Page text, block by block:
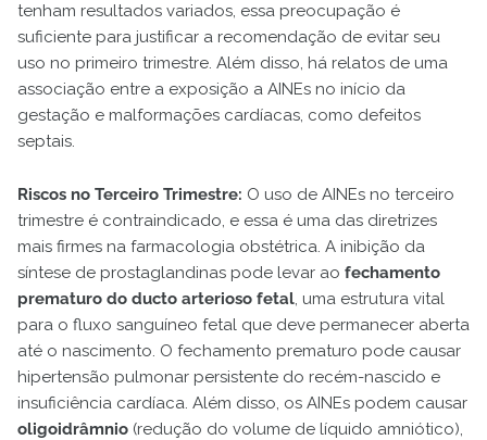
tenham resultados variados, essa preocupação é
suficiente para justificar a recomendação de evitar seu
uso no primeiro trimestre. Além disso, há relatos de uma
associação entre a exposição a AINEs no início da
gestação e malformações cardíacas, como defeitos
septais.
Riscos no Terceiro Trimestre: O uso de AINEs no terceiro
trimestre é contraindicado, e essa é uma das diretrizes
mais firmes na farmacologia obstétrica. A inibição da
síntese de prostaglandinas pode levar ao fechamento
prematuro do ducto arterioso fetal, uma estrutura vital
para o fluxo sanguíneo fetal que deve permanecer aberta
até o nascimento. O fechamento prematuro pode causar
hipertensão pulmonar persistente do recém-nascido e
insuficiência cardíaca. Além disso, os AINEs podem causar
oligoidrâmnio (redução do volume de líquido amniótico),